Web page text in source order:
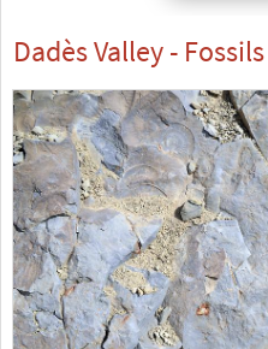
Dadès Valley - Fossils